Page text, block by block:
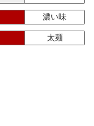
濃い味
太麺